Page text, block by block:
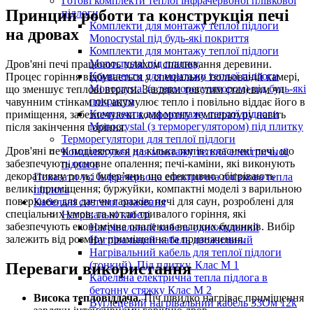
підлоги
Комплекти для монтажу теплої підлоги
Monocrystal під будь-які покриття
Комплекти для монтажу теплої підлоги
Monocrystal під плитку
Комплекти для монтажу теплої підлоги
Monocrystal (з терморегулятором) під будь-які
покриття
Комплекти для монтажу теплої підлоги
Monocrystal (з терморегулятором) під плитку
Терморегулятори для теплої підлоги
Комплектуючі для монтажу теплої електричної
підлоги
Показати усі Інфрачервона електрична плівкова тепла
підлога
Кабельні системи опалення
Нагрівальні кабелі
Нагрівальний кабель одножильний
Нагрівальний кабель двожильний
Нагрівальний кабель для теплої підлоги
(тонкий). Під плитку. Клас М 1
Кабельна електрична тепла підлога в
бетонну стяжку Клас М 2
Вуглецевий нагрівальний кабель 33Ом 12k
Принцип роботи та конструкція печі
на дровах
Дров'яні печі працюють шляхом спалювання деревини.
Процес горіння відбувається у спеціально ізольованій камері,
що зменшує теплові втрати. Завдяки товстим сталевим чи
чавунним стінкам піч акумулює тепло і повільно віддає його в
приміщення, забезпечуючи комфортну температуру навіть
після закінчення горіння.
Дров'яні печі поділяються на кілька типів: класичні печі, що
забезпечують основне опалення; печі-каміни, які виконують
декоративну роль; булер’яни, що ефективно обігрівають
великі приміщення; буржуйки, компактні моделі з варильною
поверхнею для дач чи гаражів; печі для саун, розроблені для
спеціальних умов; та котли тривалого горіння, які
забезпечують економічне опалення великих будинків. Вибір
залежить від розміру приміщення та призначення.
Переваги використання
Висока тепловіддача.Піч швидко нагріває приміщення